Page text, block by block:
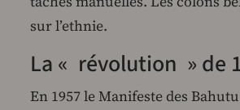
sur l’ethnie.
La « révolution » de
En 1957 le Manifeste des